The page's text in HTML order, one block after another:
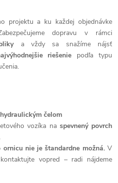
projektu a ku každej objednávke
dopravu v rámci
a vždy sa snažíme nájsť
riešenie podľa typu
čelom
vozíka na spevnený povrch
nie je štandardne možná.V
vopred – radi nájdeme